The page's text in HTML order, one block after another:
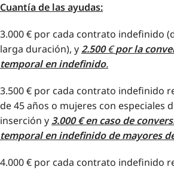
Cuantía de las ayudas:
3.000 € por cada contrato indefinido
larga duración), y2.500 €por la
temporal en indefinido.
3.500 € por cada contrato indefinido
de 45 años o mujeres con especiales
inserción y 3.000 €en caso de
temporal en indefinido de mayores
4.000 € por cada contrato indefinido